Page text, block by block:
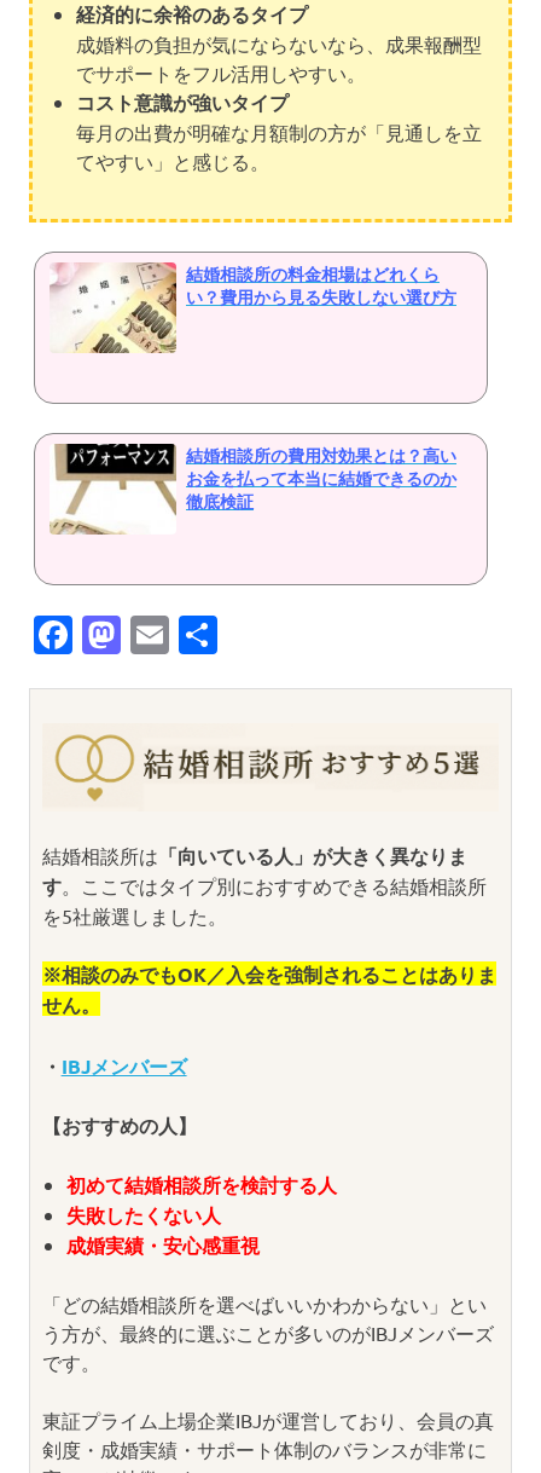
経済的に余裕のあるタイプ
成婚料の負担が気にならないなら、成果報酬型
でサポートをフル活用しやすい。
コスト意識が強いタイプ
毎月の出費が明確な月額制の方が「見通しを立
てやすい」と感じる。
結婚相談所の料金相場はどれくら
い？費用から見る失敗しない選び方
結婚相談所の費用対効果とは？高い
お金を払って本当に結婚できるのか
徹底検証
Facebook
Mastodon
Email
結婚相談所は 「向いている人」が大きく異なりま
す。ここではタイプ別におすすめできる結婚相談所
を5社厳選しました。
※相談のみでもOK／入会を強制されることはありま
せん。
・ IBJメンバーズ
【おすすめの人】
初めて結婚相談所を検討する人
失敗したくない人
成婚実績・安心感重視
「どの結婚相談所を選べばいいかわからない」とい
う方が、最終的に選ぶことが多いのがIBJメンバーズ
です。
東証プライム上場企業IBJが運営しており、会員の真
剣度・成婚実績・サポート体制のバランスが非常に